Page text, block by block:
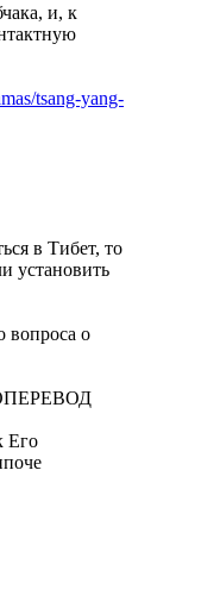
и, к
tsang-yang-
в Тибет, то
установить
вопроса о
Его